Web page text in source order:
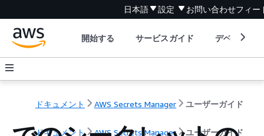
日本語 設定 お問い合わせフィー
開始する サービスガイド デベロッパ
ドキュメント AWS Secrets Manager ユーザーガイド
ドキュメント AWS Secrets Manager ユーザーガイド